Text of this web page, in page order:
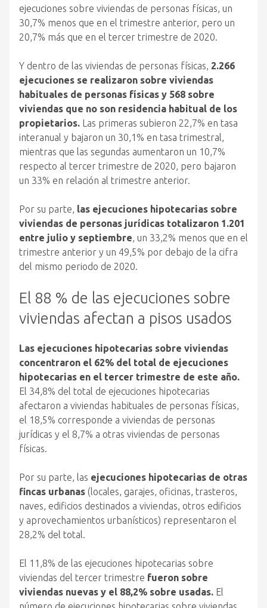
ejecuciones sobre viviendas de personas físicas, un
30,7% menos que en el trimestre anterior, pero un
20,7% más que en el tercer trimestre de 2020.
Y dentro de las viviendas de personas físicas, 2.266
ejecuciones se realizaron sobre viviendas
habituales de personas físicas y 568 sobre
viviendas que no son residencia habitual de los
propietarios. Las primeras subieron 22,7% en tasa
interanual y bajaron un 30,1% en tasa trimestral,
mientras que las segundas aumentaron un 10,7%
respecto al tercer trimestre de 2020, pero bajaron
un 33% en relación al trimestre anterior.
Por su parte, las ejecuciones hipotecarias sobre
viviendas de personas jurídicas totalizaron 1.201
entre julio y septiembre, un 33,2% menos que en el
trimestre anterior y un 49,5% por debajo de la cifra
del mismo periodo de 2020.
El 88 % de las ejecuciones sobre
viviendas afectan a pisos usados
Las ejecuciones hipotecarias sobre viviendas
concentraron el 62% del total de ejecuciones
hipotecarias en el tercer trimestre de este año.
El 34,8% del total de ejecuciones hipotecarias
afectaron a viviendas habituales de personas físicas,
el 18,5% corresponde a viviendas de personas
jurídicas y el 8,7% a otras viviendas de personas
físicas.
Por su parte, las ejecuciones hipotecarias de otras
fincas urbanas (locales, garajes, oficinas, trasteros,
naves, edificios destinados a viviendas, otros edificios
y aprovechamientos urbanísticos) representaron el
28,2% del total.
El 11,8% de las ejecuciones hipotecarias sobre
viviendas del tercer trimestre fueron sobre
viviendas nuevas y el 88,2% sobre usadas. El